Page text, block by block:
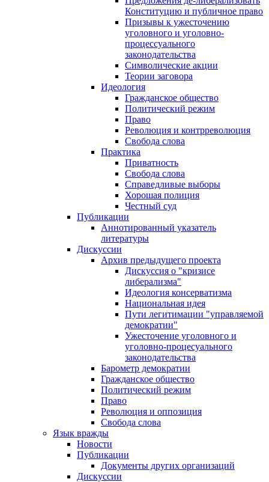
Конституцию и публичное право
Призывы к ужесточению
уголовного и уголовно-
процессуального
законодательства
Символические акции
Теории заговора
Идеология
Гражданское общество
Политический режим
Право
Революция и контрреволюция
Свобода слова
Практика
Приватность
Свобода слова
Справедливые выборы
Хорошая полиция
Честный суд
Публикации
Аннотированный указатель
литературы
Дискуссии
Архив предыдущего проекта
Дискуссия о "кризисе
либерализма"
Идеология консерватизма
Национальная идея
Пути легитимации "управляемой
демократии"
Ужесточение уголовного и
уголовно-процесуального
законодательства
Барометр демократии
Гражданское общество
Политический режим
Право
Революция и оппозиция
Свобода слова
Язык вражды
Новости
Публикации
Документы других организаций
Дискуссии